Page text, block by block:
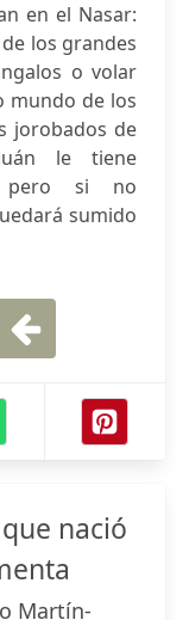
en el Nasar:
los grandes
o volar
mundo de los
jorobados de
le tiene
pero si no
sumido
nació
Martín-